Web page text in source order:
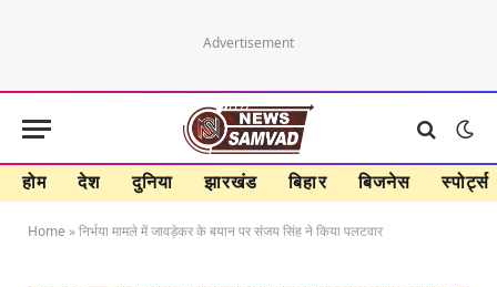
Advertisement
होम देश दुनिया झारखंड बिहार बिजनेस स्पोर्ट्स
Home »निर्भया मामले में जावड़ेकर के बयान पर संजय सिंह ने किया पलटवार